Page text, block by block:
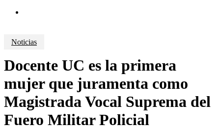
Noticias
Docente UC es la primera
mujer que juramenta como
Magistrada Vocal Suprema del
Fuero Militar Policial